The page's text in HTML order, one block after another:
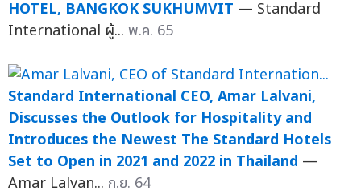
HOTEL, BANGKOK SUKHUMVIT — Standard
International ผู้... พ.ค. 65
Standard International CEO, Amar Lalvani,
Discusses the Outlook for Hospitality and
Introduces the Newest The Standard Hotels
Set to Open in 2021 and 2022 in Thailand —
Amar Lalvan... ก.ย. 64